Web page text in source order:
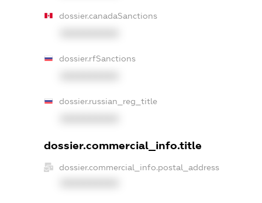
dossier.canadaSanctions
dossier.rfSanctions
dossier.russian_reg_title
dossier.commercial_info.title
dossier.commercial_info.postal_address